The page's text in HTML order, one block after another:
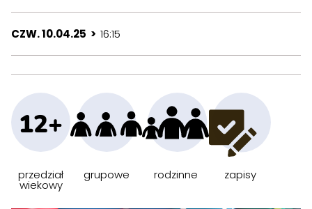
CZW. 10.04.25 > 16:15
12+
przedział
wiekowy
grupowe rodzinne zapisy